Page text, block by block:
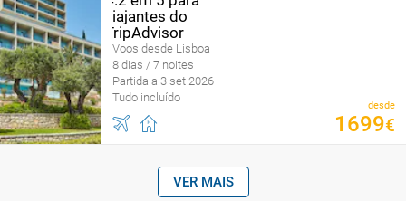
Voos desde Lisboa
8 dias / 7 noites
Partida a 3 set 2026
Tudo incluído
desde
1699€
VER MAIS